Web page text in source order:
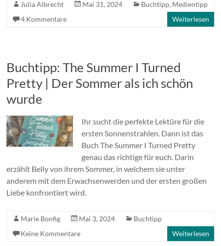
Julia Albrecht Mai 31, 2024 Buchtipp, Medientipp
4 Kommentare
Weiterlesen
Buchtipp: The Summer I Turned
Pretty | Der Sommer als ich schön
wurde
Ihr sucht die perfekte Lektüre für die
ersten Sonnenstrahlen. Dann ist das
Buch The Summer I Turned Pretty
genau das richtige für euch. Darin
erzählt Belly von ihrem Sommer, in welchem sie unter
anderem mit dem Erwachsenwerden und der ersten großen
Liebe konfrontiert wird.
Marie Bonfig Mai 3, 2024
Buchtipp
Keine Kommentare
Weiterlesen